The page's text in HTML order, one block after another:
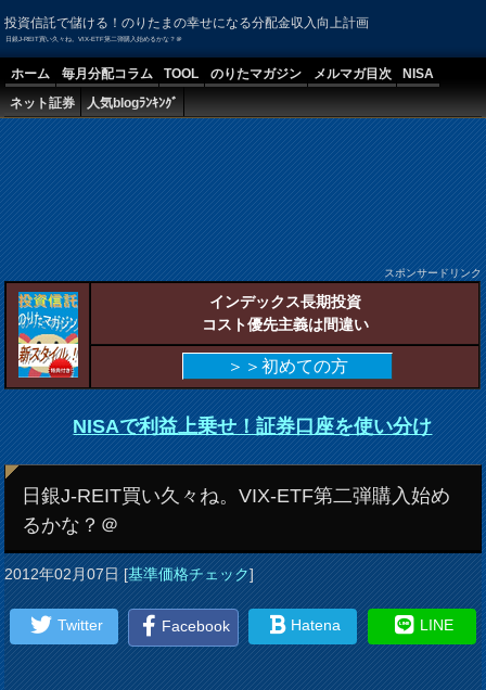
投資信託で儲ける！のりたまの幸せになる分配金収入向上計画
日銀J-REIT買い久々ね。VIX-ETF第二弾購入始めるかな？＠
ホーム 毎月分配コラム TOOL のりたマガジン メルマガ目次
NISA
ネット証券
人気blogﾗﾝｷﾝｸﾞ
スポンサードリンク
インデックス長期投資
コスト優先主義は間違い
＞＞初めての方
NISAで利益上乗せ！証券口座を使い分け
日銀J-REIT買い久々ね。VIX-ETF第二弾購入始め
るかな？＠
2012年02月07日[基準価格チェック]
Twitter Facebook Hatena LINE